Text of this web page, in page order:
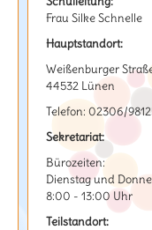
Frau Silke Schnelle
Hauptstandort:
Weißenburger
44532 Lünen
Telefon: 02306/
Sekretariat:
Bürozeiten:
Dienstag und
8:00 - 13:00 Uhr
Teilstandort: